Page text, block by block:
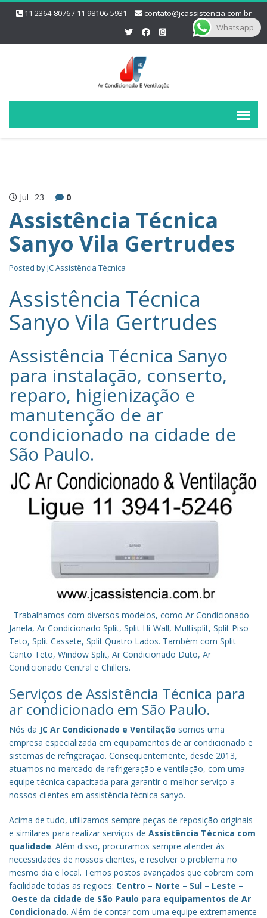
11 2364-8076 / 11 98106-5931 contato@jcassistencia.com.br
Jul 23 0
Assistência Técnica
Sanyo Vila Gertrudes
Posted byJC Assistência Técnica
Assistência Técnica
Sanyo Vila Gertrudes
Assistência Técnica Sanyo‎
para instalação, conserto,
reparo, higienização e
manutenção de ar
condicionado na cidade de
São Paulo.
Trabalhamos com diversos modelos, como Ar Condicionado
Janela, Ar Condicionado Split, Split Hi-Wall, Multisplit, Split Piso-
Teto, Split Cassete, Split Quatro Lados. Também com Split
Canto Teto, Window Split, Ar Condicionado Duto, Ar
Condicionado Central e Chillers.
Serviços de Assistência Técnica para
ar condicionado em São Paulo.
Nós da JC Ar Condicionado e Ventilação somos uma
empresa especializada em equipamentos de ar condicionado e
sistemas de refrigeração. Consequentemente, desde 2013,
atuamos no mercado de refrigeração e ventilação, com uma
equipe técnica capacitada para garantir o melhor serviço a
nossos clientes em assistência técnica sanyo.
Acima de tudo, utilizamos sempre peças de reposição originais
e similares para realizar serviços de Assistência Técnica com
qualidade. Além disso, procuramos sempre atender às
necessidades de nossos clientes, e resolver o problema no
mesmo dia e local. Temos postos avançados que cobrem com
facilidade todas as regiões: Centro – Norte – Sul – Leste –
Oeste da cidade de São Paulo para equipamentos de Ar
Condicionado. Além de contar com uma equipe extremamente
Whatsapp